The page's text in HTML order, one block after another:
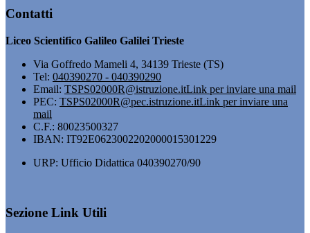
Contatti
Liceo Scientifico Galileo Galilei Trieste
Via Goffredo Mameli 4, 34139 Trieste (TS)
Tel: 040390270 - 040390290
Email: TSPS02000R@istruzione.itLink per inviare una mail
PEC: TSPS02000R@pec.istruzione.itLink per inviare una
mail
C.F.: 80023500327
IBAN: IT92E0623002202000015301229
URP: Ufficio Didattica 040390270/90
Sezione Link Utili